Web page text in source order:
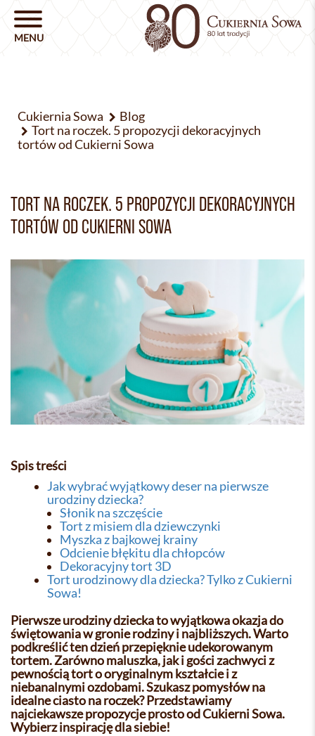
Cukiernia Sowa
Blog
Tort na roczek. 5 propozycji dekoracyjnych
tortów od Cukierni Sowa
TORT NA ROCZEK. 5 PROPOZYCJI DEKORACYJNYCH
TORTÓW OD CUKIERNI SOWA
Spis treści
Jak wybrać wyjątkowy deser na pierwsze
urodziny dziecka?
Słonik na szczęście
Tort z misiem dla dziewczynki
Myszka z bajkowej krainy
Odcienie błękitu dla chłopców
Dekoracyjny tort 3D
Tort urodzinowy dla dziecka? Tylko z Cukierni
Sowa!
Pierwsze urodziny dziecka to wyjątkowa okazja do
świętowania w gronie rodziny i najbliższych. Warto
podkreślić ten dzień przepięknie udekorowanym
tortem. Zarówno maluszka, jak i gości zachwyci z
pewnością tort o oryginalnym kształcie i z
niebanalnymi ozdobami. Szukasz pomysłów na
idealne ciasto na roczek? Przedstawiamy
najciekawsze propozycje prosto od Cukierni Sowa.
Wybierz inspirację dla siebie!